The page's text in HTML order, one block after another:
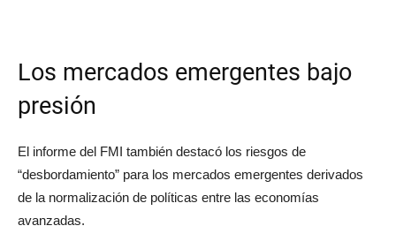
Los mercados emergentes bajo
presión
El informe del FMI también destacó los riesgos de
“desbordamiento” para los mercados emergentes derivados
de la normalización de políticas entre las economías
avanzadas.